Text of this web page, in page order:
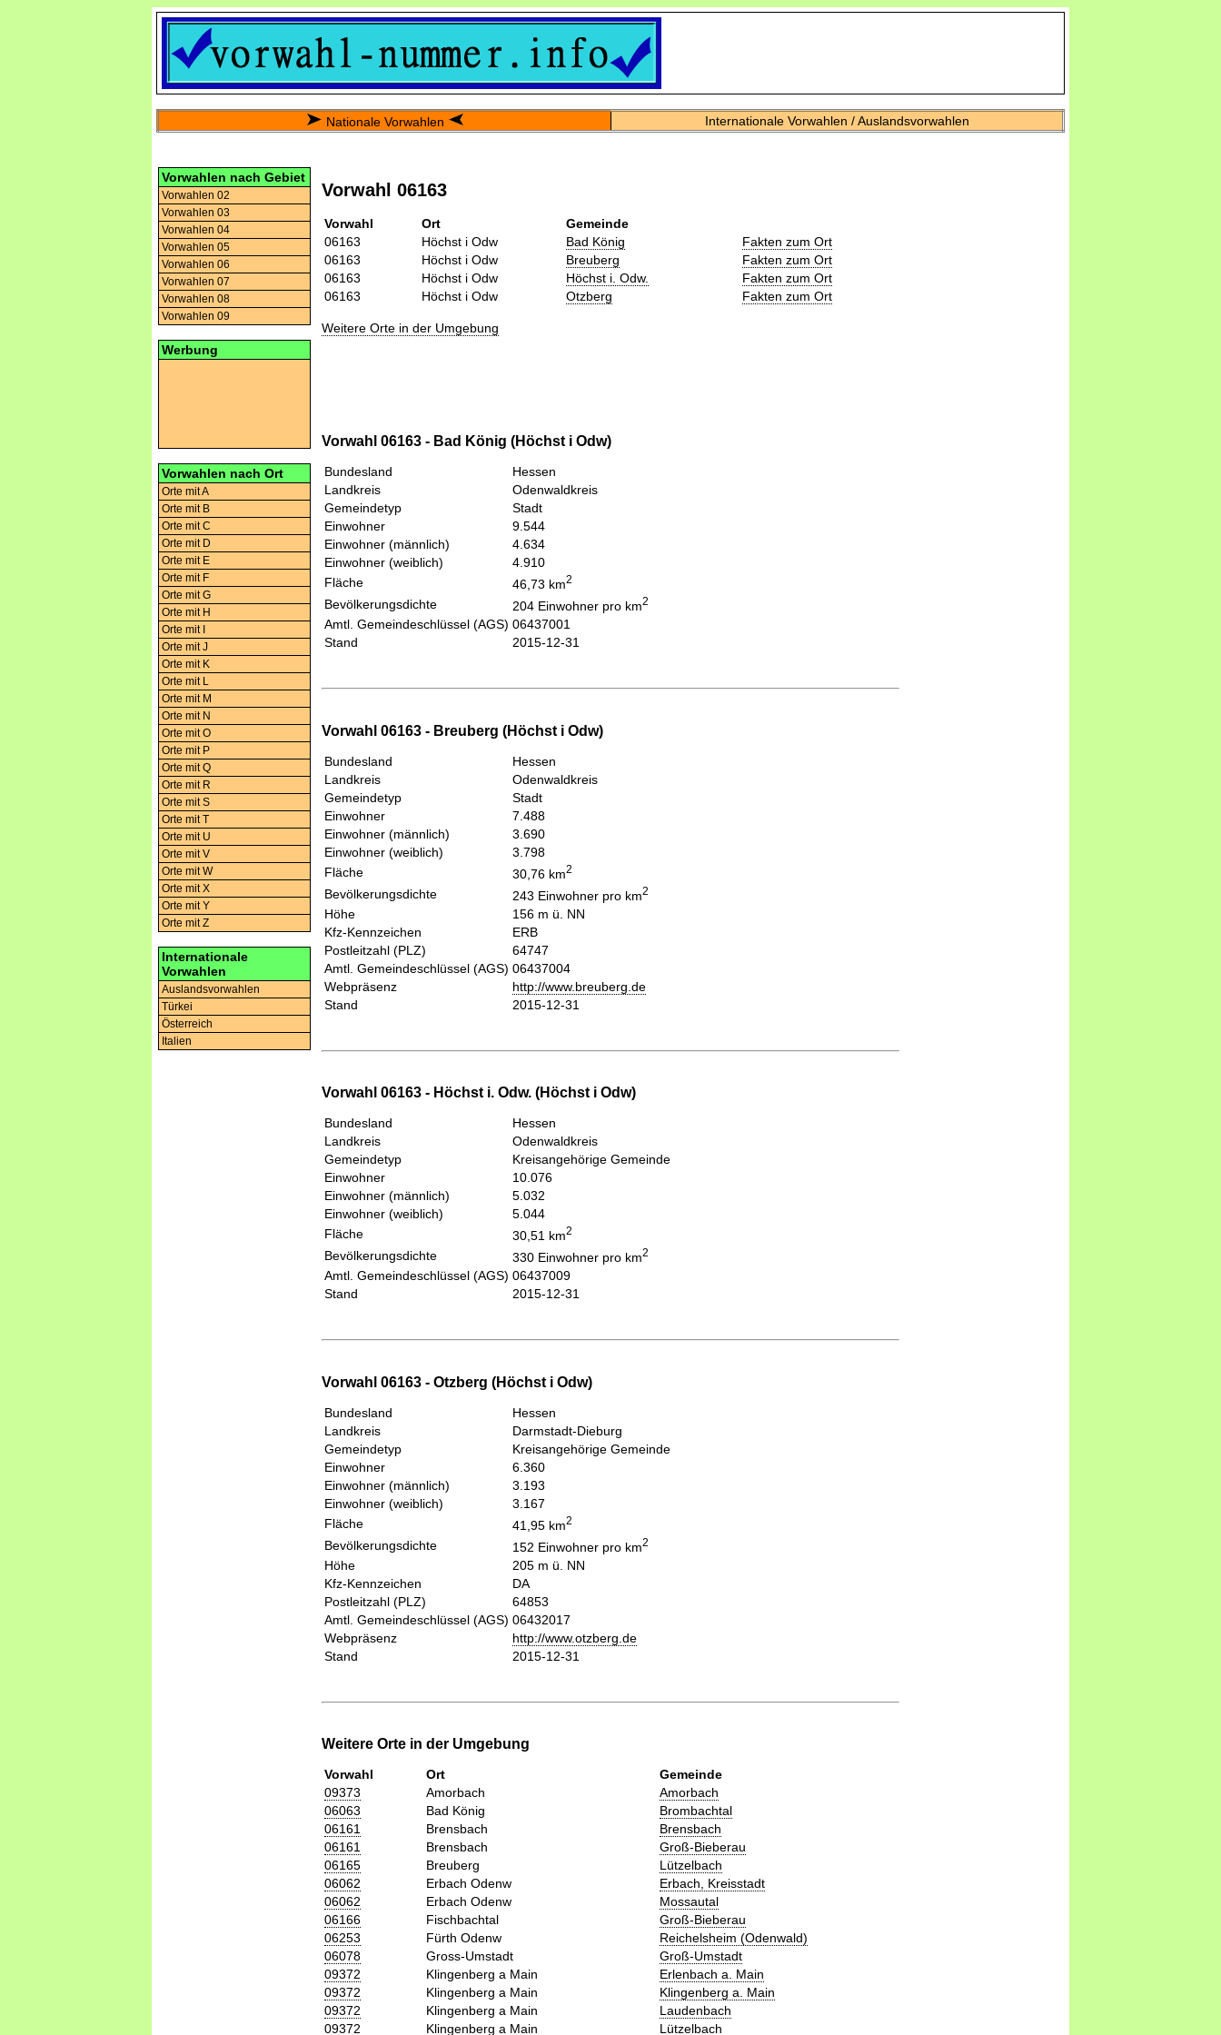
Nationale Vorwahlen Internationale Vorwahlen / Auslandsvorwahlen
Vorwahlen nach Gebiet
Vorwahlen 02
Vorwahlen 03
Vorwahlen 04
Vorwahlen 05
Vorwahlen 06
Vorwahlen 07
Vorwahlen 08
Vorwahlen 09
Werbung
Vorwahlen nach Ort
Orte mit A
Orte mit B
Orte mit C
Orte mit D
Orte mit E
Orte mit F
Orte mit G
Orte mit H
Orte mit I
Orte mit J
Orte mit K
Orte mit L
Orte mit M
Orte mit N
Orte mit O
Orte mit P
Orte mit Q
Orte mit R
Orte mit S
Orte mit T
Orte mit U
Orte mit V
Orte mit W
Orte mit X
Orte mit Y
Orte mit Z
Internationale
Vorwahlen
Auslandsvorwahlen
Türkei
Österreich
Italien
Vorwahl 06163
Vorwahl Ort
Gemeinde
06163
Höchst i Odw Bad König
Fakten zum Ort
06163
Höchst i Odw Breuberg
Fakten zum Ort
06163
Höchst i Odw Höchst i. Odw.
Fakten zum Ort
06163
Höchst i Odw Otzberg Fakten zum Ort
Weitere Orte in der Umgebung
Vorwahl 06163 - Bad König (Höchst i Odw)
Bundesland
Hessen
Landkreis
Odenwaldkreis
Gemeindetyp
Stadt
Einwohner
9.544
Einwohner (männlich)
4.634
Einwohner (weiblich)
4.910
Fläche
46,73 km2
Bevölkerungsdichte 204 Einwohner pro km2
Amtl. Gemeindeschlüssel (AGS) 06437001
Stand
2015-12-31
Vorwahl 06163 - Breuberg (Höchst i Odw)
Bundesland
Hessen
Landkreis
Odenwaldkreis
Gemeindetyp
Stadt
Einwohner
7.488
Einwohner (männlich)
3.690
Einwohner (weiblich)
3.798
Fläche
30,76 km2
Bevölkerungsdichte 243 Einwohner pro km2
Höhe
156 m ü. NN
Kfz-Kennzeichen
ERB
Postleitzahl (PLZ)
64747
Amtl. Gemeindeschlüssel (AGS) 06437004
Webpräsenz
http://www.breuberg.de
Stand
2015-12-31
Vorwahl 06163 - Höchst i. Odw. (Höchst i Odw)
Bundesland
Hessen
Landkreis
Odenwaldkreis
Gemeindetyp
Kreisangehörige Gemeinde
Einwohner
10.076
Einwohner (männlich)
5.032
Einwohner (weiblich)
5.044
Fläche
30,51 km2
Bevölkerungsdichte 330 Einwohner pro km2
Amtl. Gemeindeschlüssel (AGS) 06437009
Stand
2015-12-31
Vorwahl 06163 - Otzberg (Höchst i Odw)
Bundesland
Hessen
Landkreis
Darmstadt-Dieburg
Gemeindetyp
Kreisangehörige Gemeinde
Einwohner
6.360
Einwohner (männlich)
3.193
Einwohner (weiblich)
3.167
Fläche
41,95 km2
Bevölkerungsdichte 152 Einwohner pro km2
Höhe
205 m ü. NN
Kfz-Kennzeichen
DA
Postleitzahl (PLZ)
64853
Amtl. Gemeindeschlüssel (AGS) 06432017
Webpräsenz
http://www.otzberg.de
Stand
2015-12-31
Weitere Orte in der Umgebung
Vorwahl Ort
Gemeinde
09373
Amorbach
Amorbach
06063
Bad König
Brombachtal
06161
Brensbach
Brensbach
06161
Brensbach
Groß-Bieberau
06165
Breuberg
Lützelbach
06062
Erbach Odenw
Erbach, Kreisstadt
06062
Erbach Odenw
Mossautal
06166
Fischbachtal
Groß-Bieberau
06253
Fürth Odenw
Reichelsheim (Odenwald)
06078
Gross-Umstadt
Groß-Umstadt
09372
Klingenberg a Main
Erlenbach a. Main
09372
Klingenberg a Main
Klingenberg a. Main
09372
Klingenberg a Main
Laudenbach
09372
Klingenberg a Main Lützelbach